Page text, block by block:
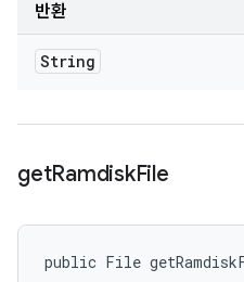
반환
String
getRamdiskFile
public File